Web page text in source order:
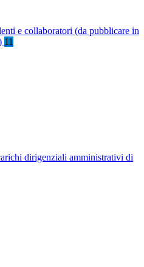
e collaboratori (da pubblicare in
11
dirigenziali amministrativi di